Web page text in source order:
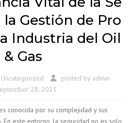
Gestión de Pro
Industria del Oil
& Gas
Uncategorized posted by admin
28, 2023
conocida por su complejidad y sus
En este entorno, la seguridad no es solo